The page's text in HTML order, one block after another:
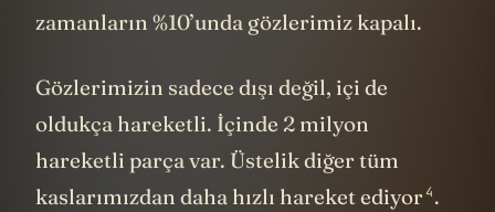
zamanların %10’unda gözlerimiz kapalı.
Gözlerimizin sadece dışı değil, içi de
oldukça hareketli. İçinde 2 milyon
hareketli parça var. Üstelik diğer tüm
kaslarımızdan daha hızlı hareketediyor4.